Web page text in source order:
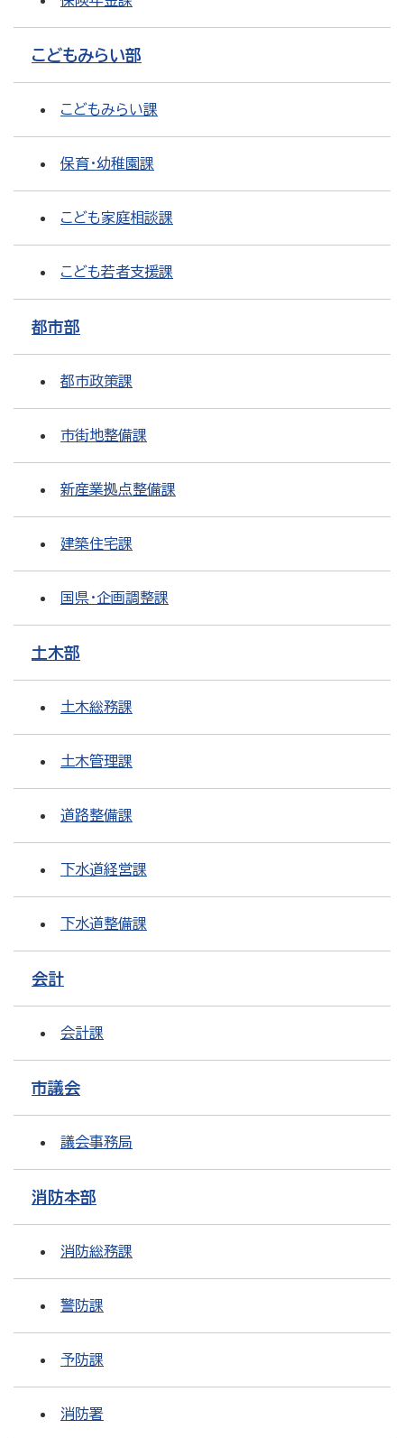
こどもみらい部
こどもみらい課
保育・幼稚園課
こども家庭相談課
こども若者支援課
都市部
都市政策課
市街地整備課
新産業拠点整備課
建築住宅課
国県・企画調整課
土木部
土木総務課
土木管理課
道路整備課
下水道経営課
下水道整備課
会計
会計課
市議会
議会事務局
消防本部
消防総務課
警防課
予防課
消防署